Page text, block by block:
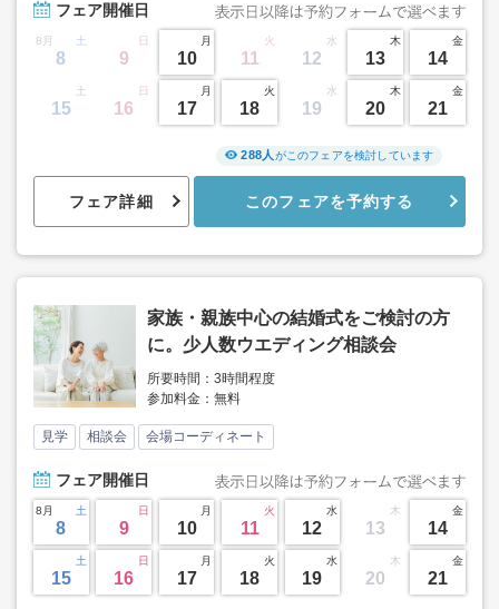
フェア開催日
8月 土
8
日
9
月
10
火
11
水
12
木
13
金
14
土
15
日
16
月
17
火
18
水
19
木
20
金
21
フェア詳細
288人 がこのフェアを検討しています
このフェアを予約する
家族・親族中心の結婚式をご検討の方
に。少人数ウエディング相談会
所要時間：3時間程度
参加料金：無料
見学 相談会 会場コーディネート
フェア開催日
8月 土
8
日
9
月
10
火
11
水
12
木
13
金
14
土
15
日
16
月
17
火
18
水
19
木
20
金
21